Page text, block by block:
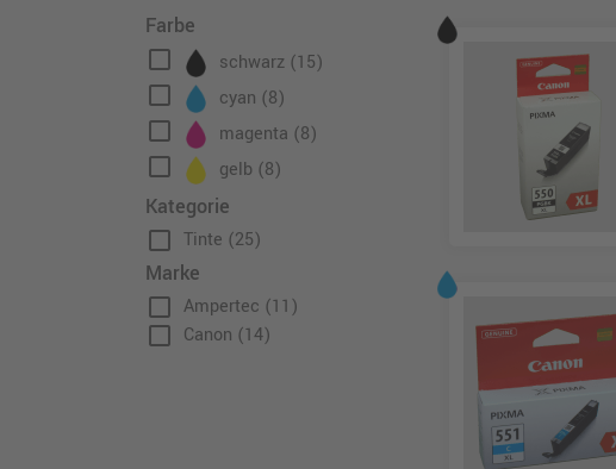
Farbe
check_box_outline_blank schwarz (15)
check_box_outline_blank cyan (8)
check_box_outline_blank magenta (8)
check_box_outline_blank gelb (8)
Kategorie
check_box_outline_blank Tinte (25)
Marke
check_box_outline_blank Ampertec (11)
check_box_outline_blank Canon (14)